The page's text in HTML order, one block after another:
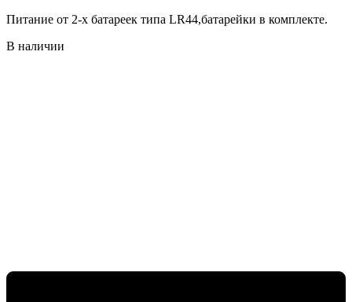
Питание от 2-х батареек типа LR44,батарейки в комплекте.
В наличии